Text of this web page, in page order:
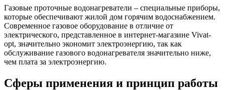
Газовые проточные водонагреватели – специальные приборы,
которые обеспечивают жилой дом горячим водоснабжением.
Современное газовое оборудование в отличие от
электрического, представленное в интернет-магазине Vivat-
opt, значительно экономит электроэнергию, так как
обслуживание газового водонагревателя значительно ниже,
чем плата за электроэнергию.
Сферы применения и принцип работы